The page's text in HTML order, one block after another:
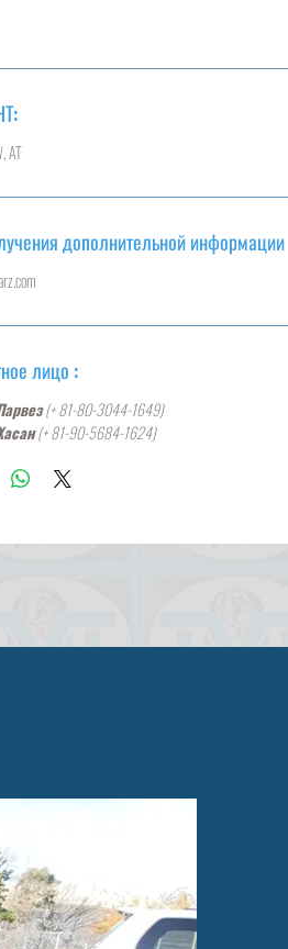
AT
дополнительной информации
лицо :
(+ 81-80-3044-1649)
(+ 81-90-5684-1624)